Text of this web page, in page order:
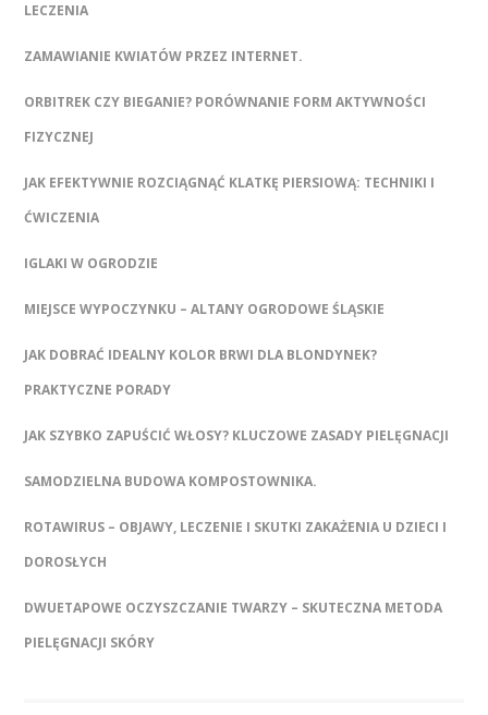
LECZENIA
ZAMAWIANIE KWIATÓW PRZEZ INTERNET.
ORBITREK CZY BIEGANIE? PORÓWNANIE FORM AKTYWNOŚCI
FIZYCZNEJ
JAK EFEKTYWNIE ROZCIĄGNĄĆ KLATKĘ PIERSIOWĄ: TECHNIKI I
ĆWICZENIA
IGLAKI W OGRODZIE
MIEJSCE WYPOCZYNKU – ALTANY OGRODOWE ŚLĄSKIE
JAK DOBRAĆ IDEALNY KOLOR BRWI DLA BLONDYNEK?
PRAKTYCZNE PORADY
JAK SZYBKO ZAPUŚCIĆ WŁOSY? KLUCZOWE ZASADY PIELĘGNACJI
SAMODZIELNA BUDOWA KOMPOSTOWNIKA.
ROTAWIRUS – OBJAWY, LECZENIE I SKUTKI ZAKAŻENIA U DZIECI I
DOROSŁYCH
DWUETAPOWE OCZYSZCZANIE TWARZY – SKUTECZNA METODA
PIELĘGNACJI SKÓRY